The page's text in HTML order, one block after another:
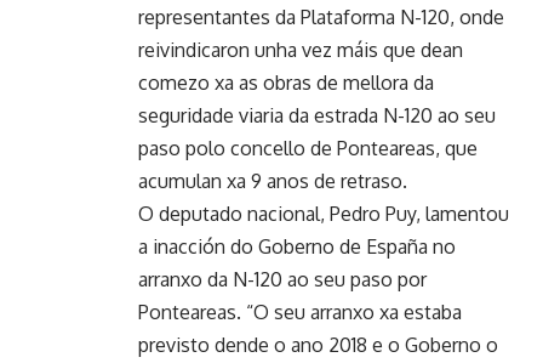
representantes da Plataforma N-120, onde
reivindicaron unha vez máis que dean
comezo xa as obras de mellora da
seguridade viaria da estrada N-120 ao seu
paso polo concello de Ponteareas, que
acumulan xa 9 anos de retraso.
O deputado nacional, Pedro Puy, lamentou
a inacción do Goberno de España no
arranxo da N-120 ao seu paso por
Ponteareas. “O seu arranxo xa estaba
previsto dende o ano 2018 e o Goberno o